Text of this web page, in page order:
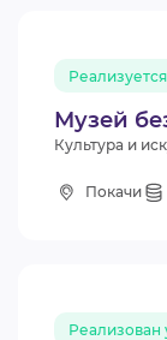
Музей
Реализуется
Культура и
Покачи